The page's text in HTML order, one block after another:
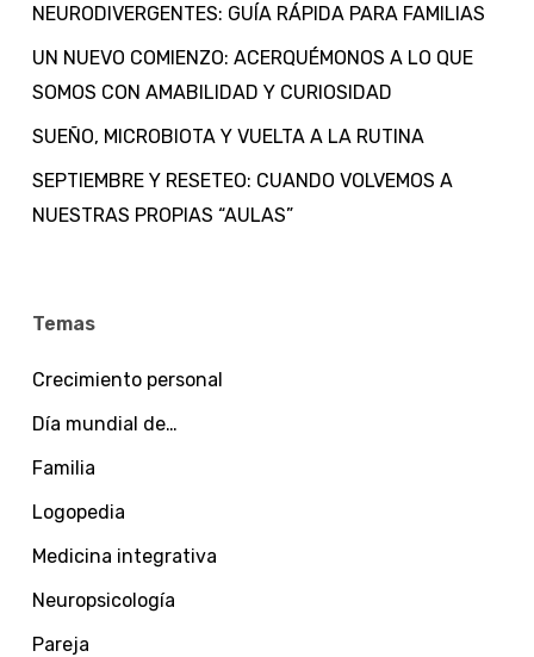
NEURODIVERGENTES: GUÍA RÁPIDA PARA FAMILIAS
UN NUEVO COMIENZO: ACERQUÉMONOS A LO QUE
SOMOS CON AMABILIDAD Y CURIOSIDAD
SUEÑO, MICROBIOTA Y VUELTA A LA RUTINA
SEPTIEMBRE Y RESETEO: CUANDO VOLVEMOS A
NUESTRAS PROPIAS “AULAS”
Temas
Crecimiento personal
Día mundial de…
Familia
Logopedia
Medicina integrativa
Neuropsicología
Pareja